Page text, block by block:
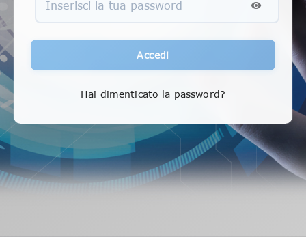
Accedi
Hai dimenticato la password?